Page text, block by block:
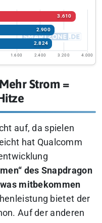
3.610
2.900
2.824
1.600 2.400 3.200 4.000
Strom =
auf, da spielen
hat Qualcomm
des Snapdragon
mitbekommen
bietet der
Auf der anderen